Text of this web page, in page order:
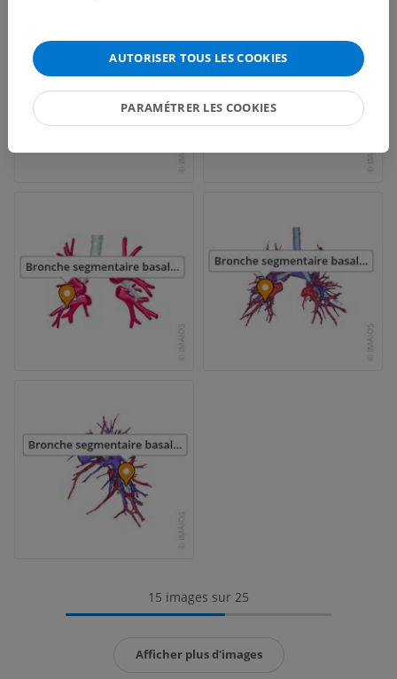
15 images sur 25
Afficher plus d'images
AUTORISER TOUS LES COOKIES
PARAMÉTRER LES COOKIES